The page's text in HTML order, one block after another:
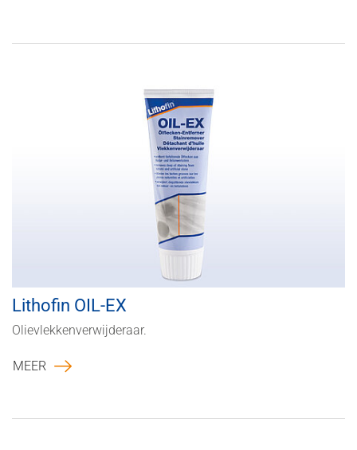
Lithofin OIL-EX
Olievlekkenverwijderaar.
MEER